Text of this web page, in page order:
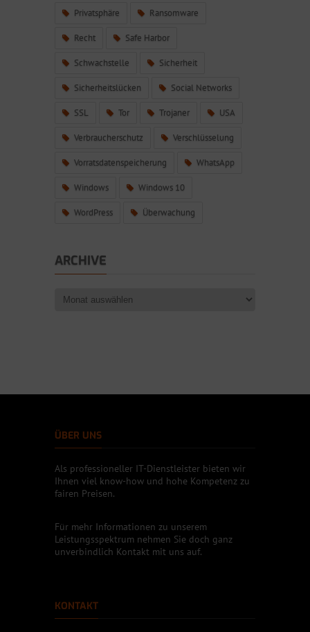
Privatsphäre Ransomware
Recht Safe Harbor
Schwachstelle Sicherheit
Sicherheitslücken Social Networks
SSL Tor Trojaner USA
Verbraucherschutz Verschlüsselung
Vorratsdatenspeicherung WhatsApp
Windows Windows 10
WordPress Überwachung
ARCHIVE
ÜBER UNS
Als professioneller IT-Dienstleister bieten wir
Ihnen viel know-how und hohe Kompetenz zu
fairen Preisen.
Für mehr Informationen zu unserem
Leistungsspektrum nehmen Sie doch ganz
unverbindlich Kontakt mit uns auf.
KONTAKT